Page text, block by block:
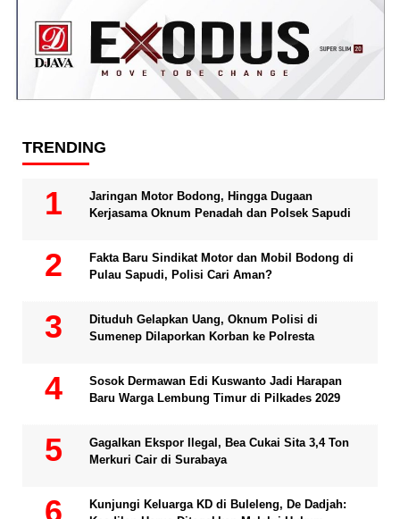
TRENDING
Jaringan Motor Bodong, Hingga Dugaan
Kerjasama Oknum Penadah dan Polsek Sapudi
Fakta Baru Sindikat Motor dan Mobil Bodong di
Pulau Sapudi, Polisi Cari Aman?
Dituduh Gelapkan Uang, Oknum Polisi di
Sumenep Dilaporkan Korban ke Polresta
Sosok Dermawan Edi Kuswanto Jadi Harapan
Baru Warga Lembung Timur di Pilkades 2029
Gagalkan Ekspor Ilegal, Bea Cukai Sita 3,4 Ton
Merkuri Cair di Surabaya
Kunjungi Keluarga KD di Buleleng, De Dadjah: